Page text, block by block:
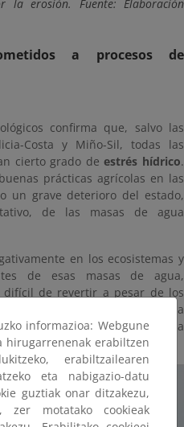
la erosión. Fuente: Elaboración
a procesos de
confirma que, salvo las
Costa y Miño-Sil, todas las
cierto grado deestrés hídrico.
prácticas agrícolas en las
un grave deterioro del estado,
de las masas de agua
en los ecosistemas y
de esas masas de agua,
difícil de revertir a pesar de los
se debe principalmente a la
, como los nitratos, y la
recursos hídricos.
informazioa: Webgune
hirugarrenenak erabiltzen
erabiltzailearen
eta nabigazio-datu
guztiak onar ditzakezu,
motatako cookieak